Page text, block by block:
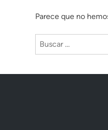
Parece que no
Buscar: